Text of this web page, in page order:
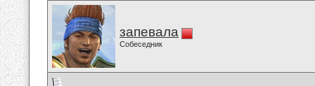
запевала
Собеседник